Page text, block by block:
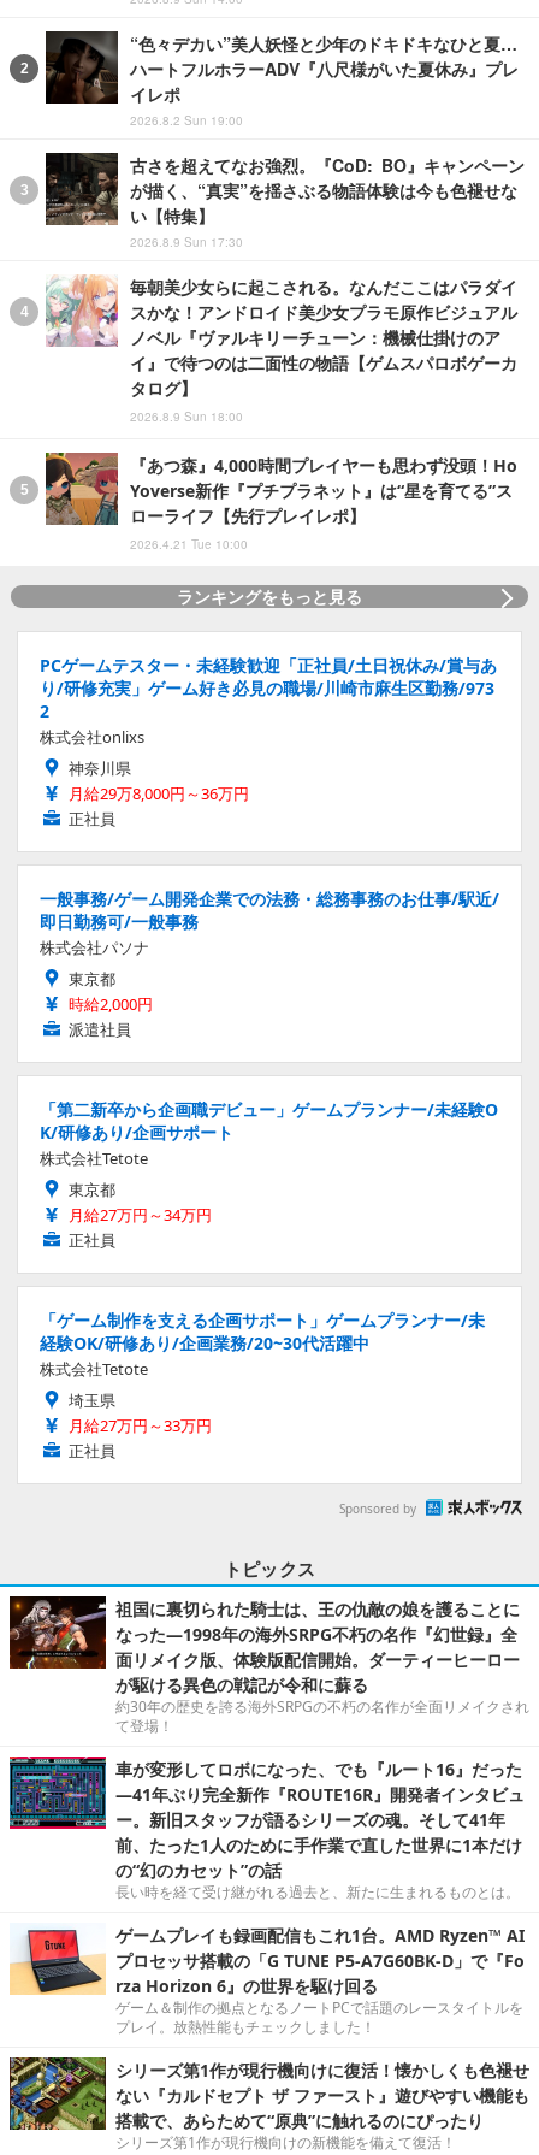
“色々デカい”美人妖怪と少年のドキドキなひと夏…
ハートフルホラーADV『八尺様がいた夏休み』プレ
イレポ
2026.8.2 Sun 19:00
古さを超えてなお強烈。『CoD: BO』キャンペーン
が描く、“真実”を揺さぶる物語体験は今も色褪せな
い【特集】
2026.8.9 Sun 17:30
毎朝美少女らに起こされる。なんだここはパラダイ
スかな！アンドロイド美少女プラモ原作ビジュアル
ノベル『ヴァルキリーチューン：機械仕掛けのア
イ』で待つのは二面性の物語【ゲムスパロボゲーカ
タログ】
2026.8.9 Sun 18:00
『あつ森』4,000時間プレイヤーも思わず没頭！Ho
Yoverse新作『プチプラネット』は“星を育てる”ス
ローライフ【先行プレイレポ】
2026.4.21 Tue 10:00
ランキングをもっと見る
PCゲームテスター・未経験歓迎「正社員/土日祝休み/賞与あ
り/研修充実」ゲーム好き必見の職場/川崎市麻生区勤務/973
2
株式会社onlixs
神奈川県
月給29万8,000円～36万円
正社員
一般事務/ゲーム開発企業での法務・総務事務のお仕事/駅近/
即日勤務可/一般事務
株式会社パソナ
東京都
時給2,000円
派遣社員
「第二新卒から企画職デビュー」ゲームプランナー/未経験O
K/研修あり/企画サポート
株式会社Tetote
東京都
月給27万円～34万円
正社員
「ゲーム制作を支える企画サポート」ゲームプランナー/未
経験OK/研修あり/企画業務/20~30代活躍中
株式会社Tetote
埼玉県
月給27万円～33万円
正社員
Sponsored by
トピックス
祖国に裏切られた騎士は、王の仇敵の娘を護ることに
なった―1998年の海外SRPG不朽の名作『幻世録』全
面リメイク版、体験版配信開始。ダーティーヒーロー
が駆ける異色の戦記が令和に蘇る
約30年の歴史を誇る海外SRPGの不朽の名作が全面リメイクされ
て登場！
車が変形してロボになった、でも『ルート16』だった
―41年ぶり完全新作『ROUTE16R』開発者インタビュ
ー。新旧スタッフが語るシリーズの魂。そして41年
前、たった1人のために手作業で直した世界に1本だけ
の“幻のカセット”の話
長い時を経て受け継がれる過去と、新たに生まれるものとは。
ゲームプレイも録画配信もこれ1台。AMD Ryzen™ AI
プロセッサ搭載の「G TUNE P5-A7G60BK-D」で『Fo
rza Horizon 6』の世界を駆け回る
ゲーム＆制作の拠点となるノートPCで話題のレースタイトルを
プレイ。放熱性能もチェックしました！
シリーズ第1作が現行機向けに復活！懐かしくも色褪せ
ない『カルドセプト ザ ファースト』遊びやすい機能も
搭載で、あらためて“原典”に触れるのにぴったり
シリーズ第1作が現行機向けの新機能を備えて復活！